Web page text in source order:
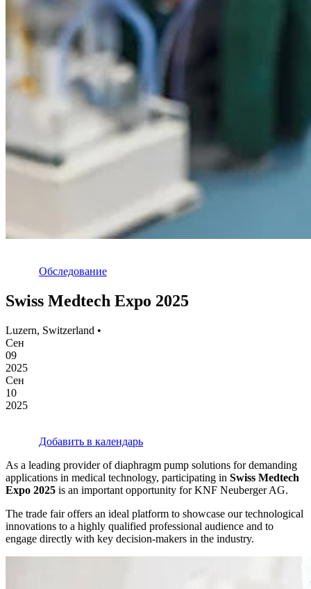
Oбследование
Swiss Medtech Expo 2025
Luzern, Switzerland •
Сен
09
2025
Сен
10
2025
Добавить в календарь
As a leading provider of diaphragm pump solutions for demanding
applications in medical technology, participating in Swiss Medtech
Expo 2025 is an important opportunity for KNF Neuberger AG.
The trade fair offers an ideal platform to showcase our technological
innovations to a highly qualified professional audience and to
engage directly with key decision-makers in the industry.